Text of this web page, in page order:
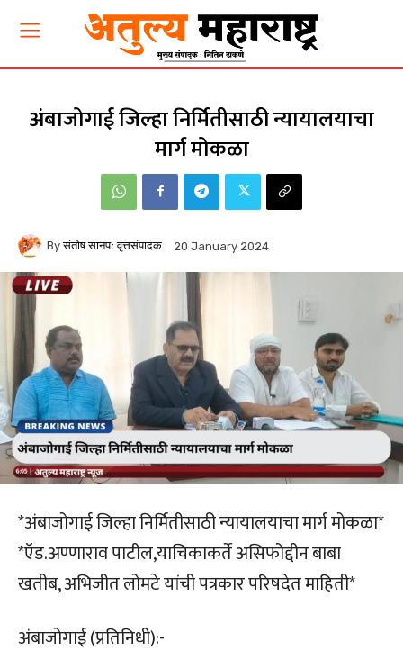
अंबाजोगाई जिल्हा निर्मितीसाठी न्यायालयाचा
मार्ग मोकळा
By संतोष सानप: वृत्तसंपादक 20 January 2024
*अंबाजोगाई जिल्हा निर्मितीसाठी न्यायालयाचा मार्ग मोकळा*
*ऍड.अण्णाराव पाटील,याचिकाकर्ते असिफोद्दीन बाबा
खतीब, अभिजीत लोमटे यांची पत्रकार परिषदेत माहिती*
अंबाजोगाई (प्रतिनिधी):-